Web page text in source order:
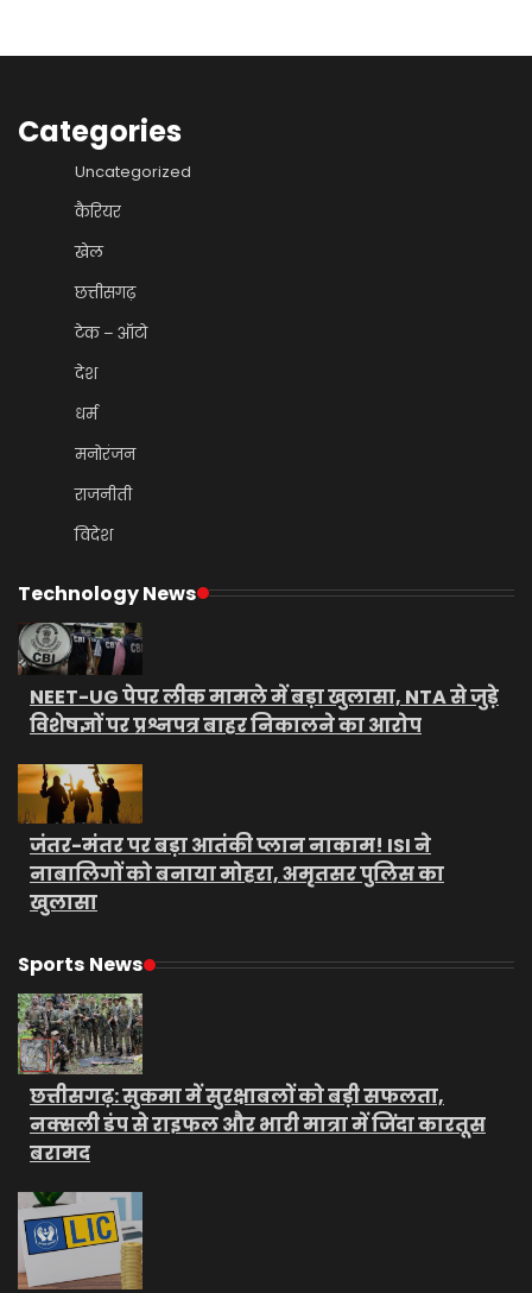
Categories
Uncategorized
कैरियर
खेल
छत्तीसगढ़
टेक – ऑटो
देश
धर्म
मनोरंजन
राजनीती
विदेश
Technology News
NEET-UG पेपर लीक मामले में बड़ा खुलासा, NTA से जुड़े
विशेषज्ञों पर प्रश्नपत्र बाहर निकालने का आरोप
जंतर-मंतर पर बड़ा आतंकी प्लान नाकाम! ISI ने
नाबालिगों को बनाया मोहरा, अमृतसर पुलिस का
खुलासा
Sports News
छत्तीसगढ़: सुकमा में सुरक्षाबलों को बड़ी सफलता,
नक्सली डंप से राइफल और भारी मात्रा में जिंदा कारतूस
बरामद